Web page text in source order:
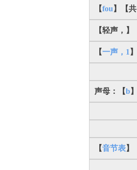
【fou 】【共
【轻声，】
【一声，1
声母：【b
【音节表】